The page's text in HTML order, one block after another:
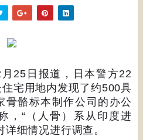
月 25 日报道，日本警方22
宅用地内发现了约500具
骨骼标本制作公司的办公
， “ （人骨）系从印度进
详细情况进行调查。